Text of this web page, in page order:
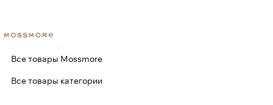
Все товары Mossmore
Все товары категории